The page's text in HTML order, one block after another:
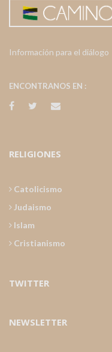
Información para el diálogo
ENCONTRANOS EN :
RELIGIONES
Catolicismo
Judaismo
Islam
Cristianismo
TWITTER
NEWSLETTER